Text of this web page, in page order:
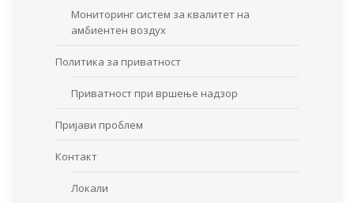
Мониторинг систем за квалитет на
амбиентен воздух
Политика за приватност
Приватност при вршење надзор
Пријави проблем
Контакт
Локали